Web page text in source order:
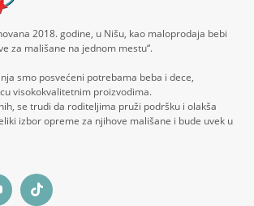
2018. godine, u Nišu, kao maloprodaja bebi
za mališane na jednom mestu“.
smo posvećeni potrebama beba i dece,
visokokvalitetnim proizvodima.
se trudi da roditeljima pruži podršku i olakša
izbor opreme za njihove mališane i bude uvek u